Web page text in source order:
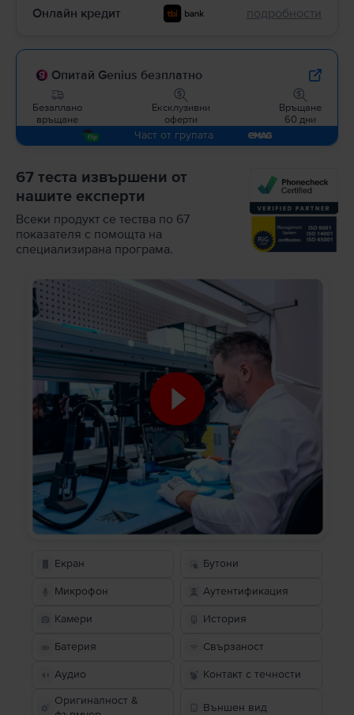
Онлайн кредит подробности
Опитай Genius безплатно
Безаплано
връщане
Ексклузивни
оферти
Връщане
60 дни
Част от групата
67 теста извършени от
нашите експерти
Всеки продукт се тества по 67
показателя с помощта на
специализирана програма.
Екран Бутони
Микрофон Аутентификация
Камери История
Батерия Свързаност
Аудио
Контакт с течности
Оригиналност &
Външен вид